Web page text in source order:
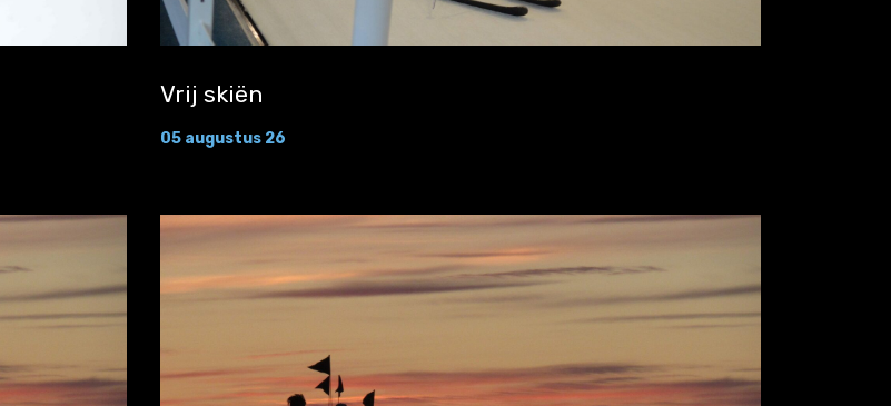
Vrij skiën
05 augustus 26